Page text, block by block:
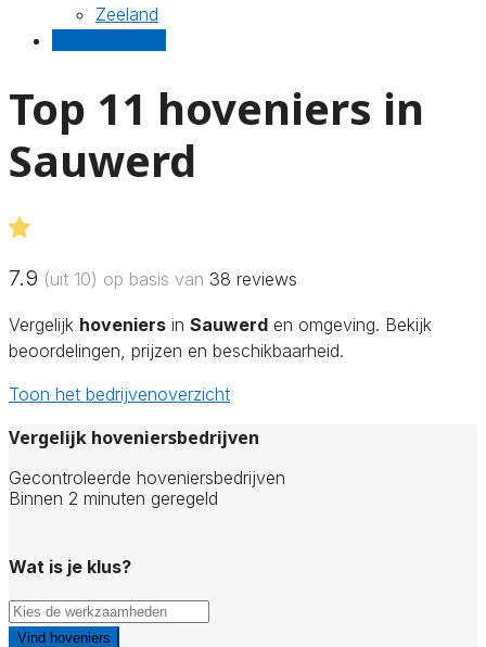
Zeeland
Top 11 hoveniers in
Sauwerd
7.9 (uit 10) op basis van 38 reviews
Vergelijk hoveniers in Sauwerd en omgeving. Bekijk
beoordelingen, prijzen en beschikbaarheid.
Toon het bedrijvenoverzicht
Vergelijk hoveniersbedrijven
Gecontroleerde hoveniersbedrijven
Binnen 2 minuten geregeld
Wat is je klus?
Vind hoveniers